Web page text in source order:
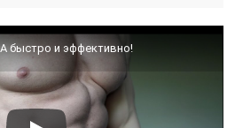
быстро и эффективно!